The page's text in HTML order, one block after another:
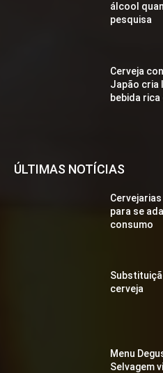
álcool
pesquisa
Cerveja
Japão cria
bebida
ÚLTIMAS NOTÍCIAS
para se
consumo
cerveja
Menu
Selvagem